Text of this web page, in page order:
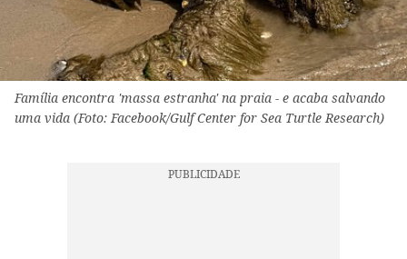
Família encontra 'massa estranha' na praia - e acaba salvando
uma vida (Foto: Facebook/Gulf Center for Sea Turtle Research)